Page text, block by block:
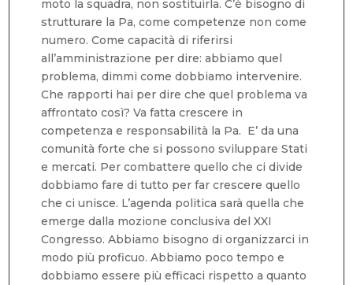
moto la squadra, non sostituirla. C’è bisogno di
strutturare la Pa, come competenze non come
numero. Come capacità di riferirsi
all’amministrazione per dire: abbiamo quel
problema, dimmi come dobbiamo intervenire.
Che rapporti hai per dire che quel problema va
affrontato così? Va fatta crescere in
competenza e responsabilità la Pa. E’ da una
comunità forte che si possono sviluppare Stati
e mercati. Per combattere quello che ci divide
dobbiamo fare di tutto per far crescere quello
che ci unisce. L’agenda politica sarà quella che
emerge dalla mozione conclusiva del XXI
Congresso. Abbiamo bisogno di organizzarci in
modo più proficuo. Abbiamo poco tempo e
dobbiamo essere più efficaci rispetto a quanto